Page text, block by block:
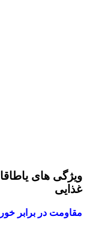
غذایی
مقاومت در برابر